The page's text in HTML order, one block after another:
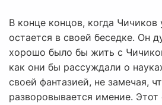
В конце концов, когда
остается в своей беседке. Он
хорошо было бы жить с
как они бы рассуждали о
своей фантазией, не замечая,
разворовывается имение. Этот